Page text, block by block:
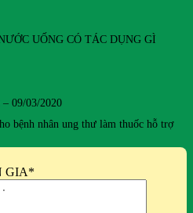
UỐNG CÓ TÁC DỤNG GÌ
– 09/03/2020
bệnh nhân ung thư làm thuốc hỗ trợ
GIA*